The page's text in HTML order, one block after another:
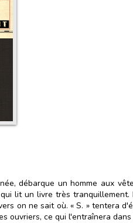
débarque un homme aux
lit un livre très
on ne sait où. « S. » tentera
ouvriers, ce qui l'entraînera